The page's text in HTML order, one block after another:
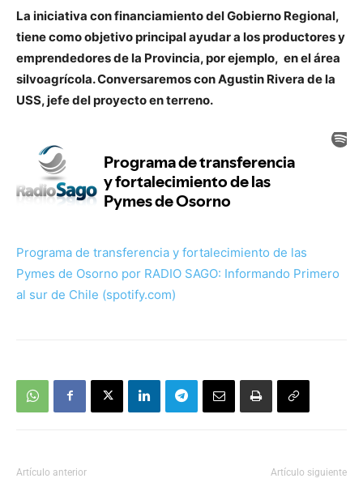
La iniciativa con financiamiento del Gobierno Regional,
tiene como objetivo principal ayudar a los productores y
emprendedores de la Provincia, por ejemplo, en el área
silvoagrícola. Conversaremos con Agustin Rivera de la
USS, jefe del proyecto en terreno.
Programa de transferencia y fortalecimiento de las
Pymes de Osorno por RADIO SAGO: Informando Primero
al sur de Chile (spotify.com)
Artículo anterior Artículo siguiente